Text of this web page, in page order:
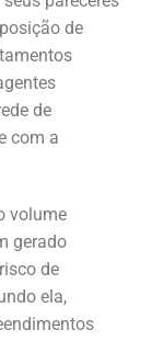
de
de
com a
volume
gerado
de
ela,